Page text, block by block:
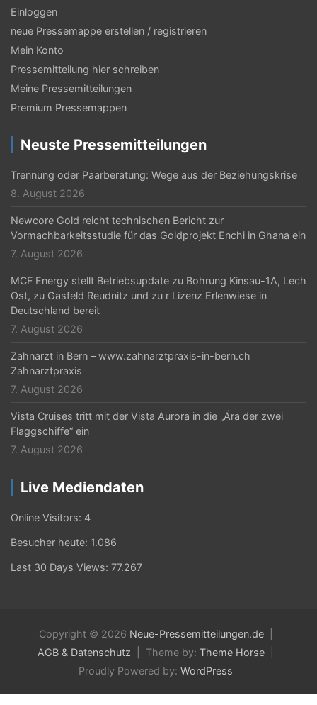
Einloggen
neue Pressemappe erstellen / registrieren
Mein Konto
Pressemitteilung hier schreiben
Meine Pressemitteilungen
Premium Pressemappen
Neuste Pressemitteilungen
Trennung oder Paarberatung: Wege aus der Beziehungskrise
8. August 2026
Newcore Gold reicht technischen Bericht zur
Vormachbarkeitsstudie für das Goldprojekt Enchi in Ghana ein
7. August 2026
MCF Energy stellt Betriebsupdate zu Bohrung Kinsau-1A, Lech
Ost, zu Gasfeld Reudnitz und zu r Lizenz Erlenwiese in
Deutschland bereit
7. August 2026
Zahnarzt in Bern – www.zahnarztpraxis-in-bern.ch
Zahnarztpraxis
7. August 2026
Vista Cruises tritt mit der Vista Aurora in die „Ära der zwei
Flaggschiffe“ ein
7. August 2026
Live Mediendaten
Online Visitors: 4
Besucher heute: 1.086
Last 30 Days Views: 77.267
Copyright © 2026 Neue-Pressemitteilungen.de
AGB & Datenschutz
Theme by: Theme Horse
Proudly Powered by: WordPress